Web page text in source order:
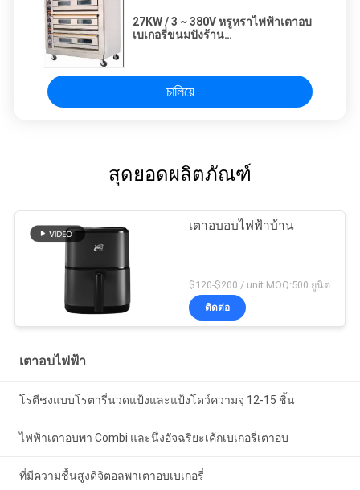
27KW / 3 ~ 380V หรูหราไฟฟ้าเตาอบ
เบเกอรี่ขนมปังร้าน
চালিয়ে
สุดยอดผลิตภัณฑ์
เตาอบอบไฟฟ้าบ้าน
$120-$200 / unit MOQ:500 ยูนิต
ติดต่อ
เตาอบไฟฟ้า
โรตีชงแบบโรตารี่นวดแป้งและแป้งโดว์ความจุ 12-15 ชิ้น
ไฟฟ้าเตาอบพา Combi และนึ่งอัจฉริยะเค้กเบเกอรี่เตาอบ
ที่มีความชื้นสูงดิจิตอลพาเตาอบเบเกอรี่